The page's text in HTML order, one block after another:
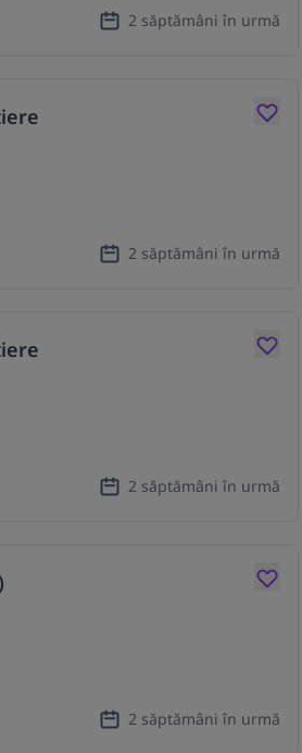
2 săptămâni în urmă
2 săptămâni în urmă
2 săptămâni în urmă
2 săptămâni în urmă